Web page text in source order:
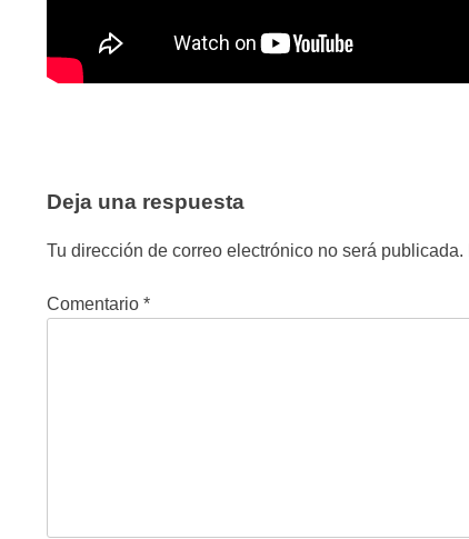
Deja una respuesta
Tu dirección de correo electrónico no será publicada.
Comentario *